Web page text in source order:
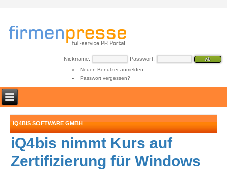
Nickname: Passwort:
Neuen Benutzer anmelden
Passwort vergessen?
IQ4BIS SOFTWARE GMBH
iQ4bis nimmt Kurs auf
Zertifizierung für Windows